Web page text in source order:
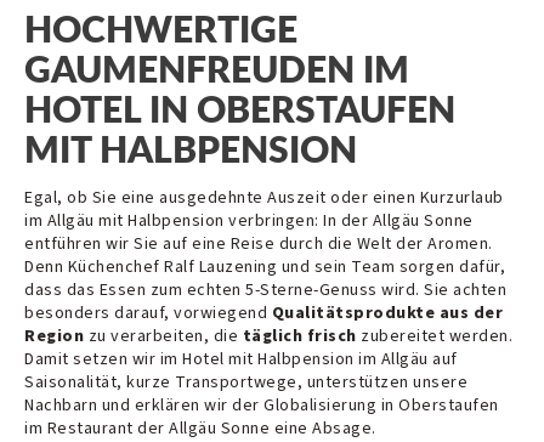
HOCHWERTIGE
GAUMENFREUDEN IM
HOTEL IN OBERSTAUFEN
MIT HALBPENSION
Egal, ob Sie eine ausgedehnte Auszeit oder einen Kurzurlaub
im Allgäu mit Halbpension verbringen: In der Allgäu Sonne
entführen wir Sie auf eine Reise durch die Welt der Aromen.
Denn Küchenchef Ralf Lauzening und sein Team sorgen dafür,
dass das Essen zum echten 5-Sterne-Genuss wird. Sie achten
besonders darauf, vorwiegend Qualitätsprodukte aus der
Region zu verarbeiten, die täglich frisch zubereitet werden.
Damit setzen wir im Hotel mit Halbpension im Allgäu auf
Saisonalität, kurze Transportwege, unterstützen unsere
Nachbarn und erklären wir der Globalisierung in Oberstaufen
im Restaurant der Allgäu Sonne eine Absage.